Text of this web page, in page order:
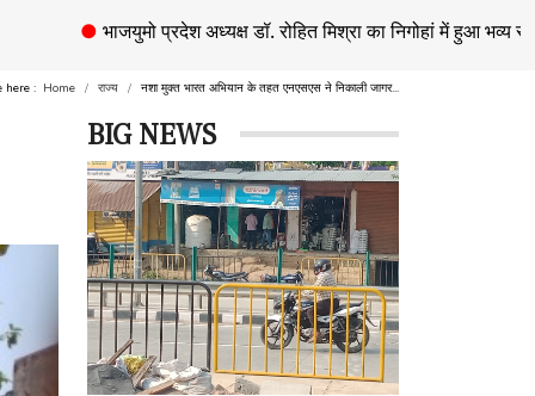
भाजयुमो प्रदेश अध्यक्ष डॉ. रोहित मिश्रा का निगोहां में हुआ भव्य स्वागत ●
here : Home राज्य नशा मुक्त भारत अभियान के तहत एनएसएस ने निकाली जागर...
BIG NEWS